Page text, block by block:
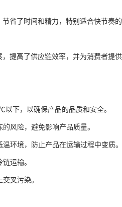
省了时间和精力，特别适合快节奏
提高了供应链效率，并为消费者提
下，以确保产品的品质和安全。
风险，避免影响产品质量。
环境，防止产品在运输过程中变质。
运输。
叉污染。